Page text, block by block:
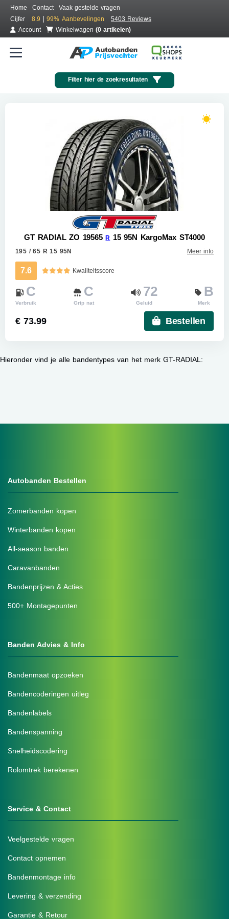
Home Contact
Vaak gestelde vragen
Cijfer
8.9 | 99% Aanbevelingen
5403 Reviews
Account
Winkelwagen (0 artikelen)
Filter hier de zoekresultaten
GT RADIAL ZO 19565R 15 95N KargoMax ST4000
195 / 65 R 15 95N Meer info
7.6 Kwaliteitsscore
C
Verbruik
C
Grip nat
72
Geluid
B
Merk
€ 73.99 Bestellen
Hieronder vind je alle bandentypes van het merk GT-RADIAL:
Autobanden Bestellen
Zomerbanden kopen
Winterbanden kopen
All-season banden
Caravanbanden
Bandenprijzen & Acties
500+ Montagepunten
Banden Advies & Info
Bandenmaat opzoeken
Bandencoderingen uitleg
Bandenlabels
Bandenspanning
Snelheidscodering
Rolomtrek berekenen
Service & Contact
Veelgestelde vragen
Contact opnemen
Bandenmontage info
Levering & verzending
Garantie & Retour